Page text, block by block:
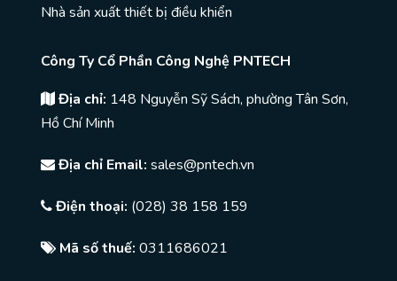
Nhà sản xuất thiết bị điều khiển
Công Ty Cổ Phần Công Nghệ PNTECH
Địa chỉ: 148 Nguyễn Sỹ Sách, phường Tân Sơn,
Hồ Chí Minh
Địa chỉ Email: sales@pntech.vn
Điện thoại: (028) 38 158 159
Mã số thuế: 0311686021